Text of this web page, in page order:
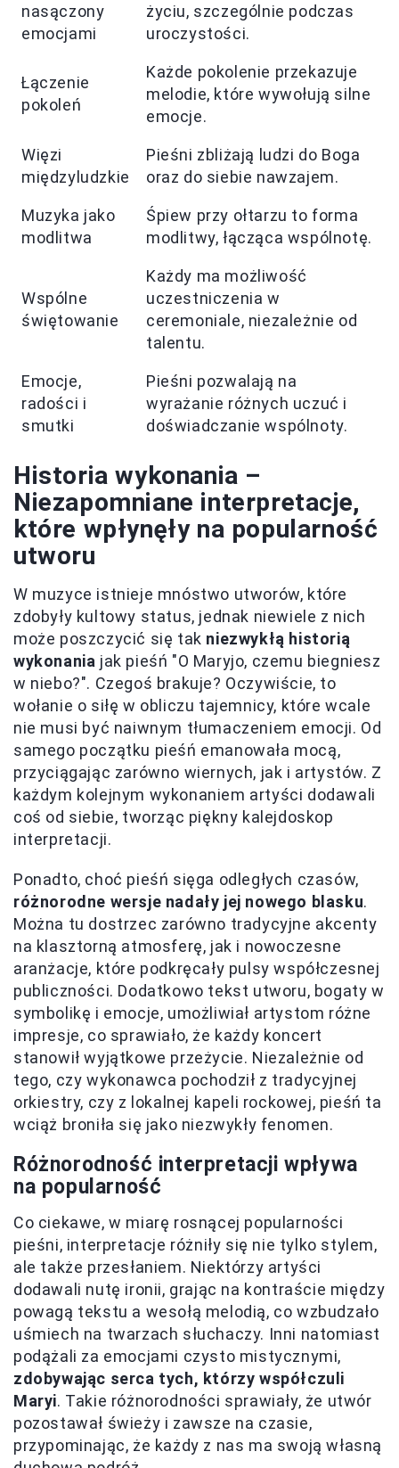
nasączony
emocjami
życiu, szczególnie podczas
uroczystości.
Łączenie
pokoleń
Każde pokolenie przekazuje
melodie, które wywołują silne
emocje.
Więzi
międzyludzkie
Pieśni zbliżają ludzi do Boga
oraz do siebie nawzajem.
Muzyka jako
modlitwa
Śpiew przy ołtarzu to forma
modlitwy, łącząca wspólnotę.
Wspólne
świętowanie
Każdy ma możliwość
uczestniczenia w
ceremoniale, niezależnie od
talentu.
Emocje,
radości i
smutki
Pieśni pozwalają na
wyrażanie różnych uczuć i
doświadczanie wspólnoty.
Historia wykonania –
Niezapomniane interpretacje,
które wpłynęły na popularność
utworu
W muzyce istnieje mnóstwo utworów, które
zdobyły kultowy status, jednak niewiele z nich
może poszczycić się tak niezwykłą historią
wykonania jak pieśń "O Maryjo, czemu biegniesz
w niebo?". Czegoś brakuje? Oczywiście, to
wołanie o siłę w obliczu tajemnicy, które wcale
nie musi być naiwnym tłumaczeniem emocji. Od
samego początku pieśń emanowała mocą,
przyciągając zarówno wiernych, jak i artystów. Z
każdym kolejnym wykonaniem artyści dodawali
coś od siebie, tworząc piękny kalejdoskop
interpretacji.
Ponadto, choć pieśń sięga odległych czasów,
różnorodne wersje nadały jej nowego blasku.
Można tu dostrzec zarówno tradycyjne akcenty
na klasztorną atmosferę, jak i nowoczesne
aranżacje, które podkręcały pulsy współczesnej
publiczności. Dodatkowo tekst utworu, bogaty w
symbolikę i emocje, umożliwiał artystom różne
impresje, co sprawiało, że każdy koncert
stanowił wyjątkowe przeżycie. Niezależnie od
tego, czy wykonawca pochodził z tradycyjnej
orkiestry, czy z lokalnej kapeli rockowej, pieśń ta
wciąż broniła się jako niezwykły fenomen.
Różnorodność interpretacji wpływa
na popularność
Co ciekawe, w miarę rosnącej popularności
pieśni, interpretacje różniły się nie tylko stylem,
ale także przesłaniem. Niektórzy artyści
dodawali nutę ironii, grając na kontraście między
powagą tekstu a wesołą melodią, co wzbudzało
uśmiech na twarzach słuchaczy. Inni natomiast
podążali za emocjami czysto mistycznymi,
zdobywając serca tych, którzy współczuli
Maryi. Takie różnorodności sprawiały, że utwór
pozostawał świeży i zawsze na czasie,
przypominając, że każdy z nas ma swoją własną